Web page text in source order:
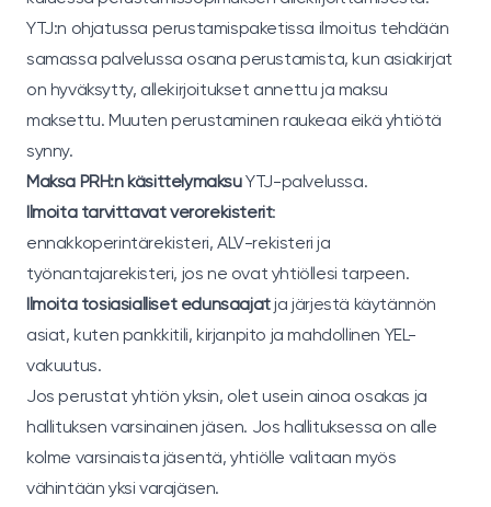
YTJ:n ohjatussa perustamispaketissa ilmoitus tehdään
samassa palvelussa osana perustamista, kun asiakirjat
on hyväksytty, allekirjoitukset annettu ja maksu
maksettu. Muuten perustaminen raukeaa eikä yhtiötä
synny.
Maksa PRH:n käsittelymaksuYTJ-palvelussa.
Ilmoita tarvittavat verorekisterit:
ennakkoperintärekisteri, ALV-rekisteri ja
työnantajarekisteri, jos ne ovat yhtiöllesi tarpeen.
Ilmoita tosiasialliset edunsaajatja järjestä käytännön
asiat, kuten pankkitili, kirjanpito ja mahdollinen YEL-
vakuutus.
Jos perustat yhtiön yksin, olet usein ainoa osakas ja
hallituksen varsinainen jäsen. Jos hallituksessa on alle
kolme varsinaista jäsentä, yhtiölle valitaan myös
vähintään yksi varajäsen.